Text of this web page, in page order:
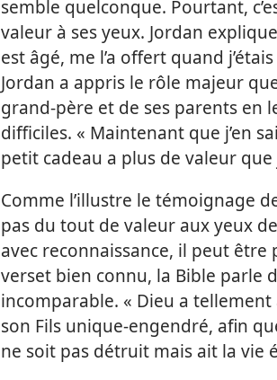
semble quelconque. Pourtant,
valeur à ses yeux. Jordan
est âgé, me l’a offert quand
Jordan a appris le rôle majeur
grand-père et de ses parents en
difficiles. « Maintenant que j’en
petit cadeau a plus de valeur que
Comme l’illustre le témoignage
pas du tout de valeur aux yeux
avec reconnaissance, il peut
verset bien connu, la Bible parle
incomparable. « Dieu a
son Fils unique-engendré, afin
ne soit pas détruit mais ait la vie